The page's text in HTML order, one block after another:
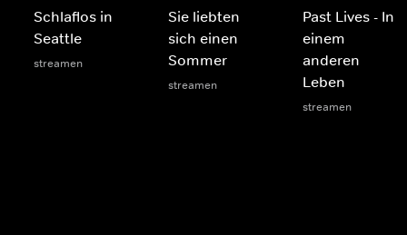
Schlaflos in
Seattle
streamen
Sie liebten
sich einen
Sommer
streamen
Past Lives - In
einem
anderen
Leben
streamen